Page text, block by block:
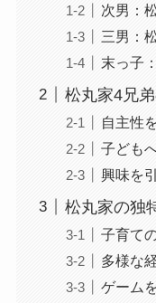
次男：
三男：
末っ子
松丸家4兄
自主性
子ども
興味を
松丸家の独
子育て
多様な
ゲーム